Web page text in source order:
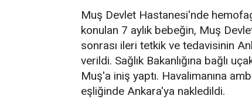
Muş Devlet Hastanesi'nde
konulan 7 aylık bebeğin, Muş
sonrası ileri tetkik ve tedavisinin
verildi. Sağlık Bakanlığına bağlı
Muş'a iniş yaptı. Havalimanına
eşliğinde Ankara'ya nakledildi.